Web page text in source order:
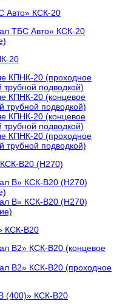
Авто» КСК-20
ТБC Авто» КСК-20
20
КПНК-20 (проходное
подводкой)
КПНК-20 (концевое
трубной подводкой)
КПНК-20 (концевое
подводкой)
КПНК-20 (проходное
трубной подводкой)
В20 (H270)
В» КСК-В20 (H270)
В» КСК-В20 (H270)
КСК-В20
В2» КСК-В20 (концевое
В2» КСК-В20 (проходное
(400)» КСК-В20